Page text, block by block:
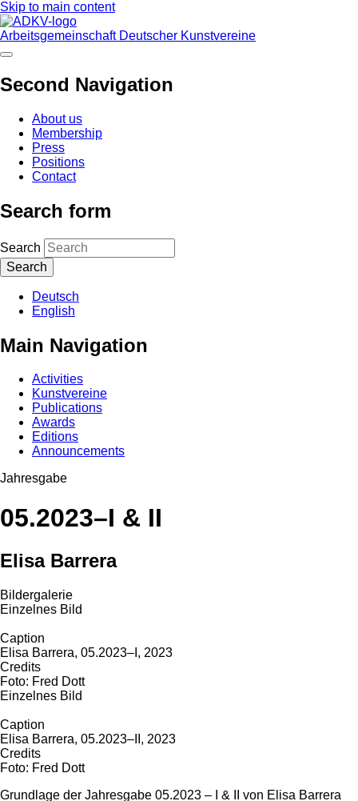
Skip to main content
Arbeitsgemeinschaft Deutscher Kunstvereine
Second Navigation
About us
Membership
Press
Positions
Contact
Search form
Search
Deutsch
English
Main Navigation
Activities
Kunstvereine
Publications
Awards
Editions
Announcements
Jahresgabe
05.2023–I & II
Elisa Barrera
Bildergalerie
Einzelnes Bild
Caption
Elisa Barrera, 05.2023–I, 2023
Credits
Foto: Fred Dott
Einzelnes Bild
Caption
Elisa Barrera, 05.2023–II, 2023
Credits
Foto: Fred Dott
Grundlage der Jahresgabe 05.2023 – I & II von Elisa Barrera